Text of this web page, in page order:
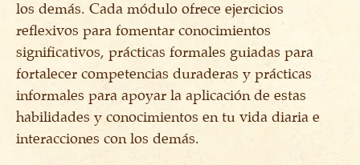
los demás. Cada módulo ofrece ejercicios
reflexivos para fomentar conocimientos
significativos, prácticas formales guiadas para
fortalecer competencias duraderas y prácticas
informales para apoyar la aplicación de estas
habilidades y conocimientos en tu vida diaria e
interacciones con los demás.